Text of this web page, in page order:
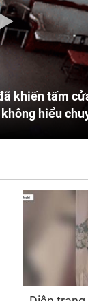
khiến tấm
hiểu